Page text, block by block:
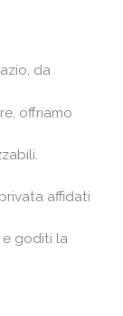
da
offriamo
affidati
e goditi la